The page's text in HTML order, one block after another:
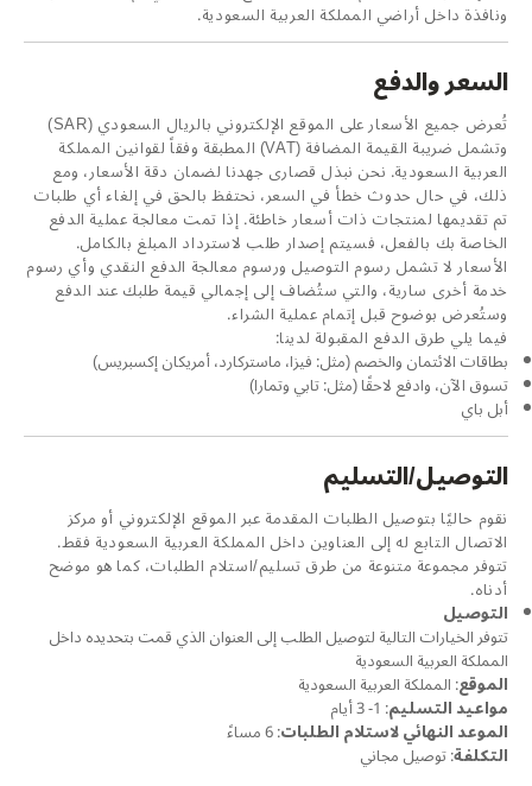
ونافذة داخل أراضي المملكة العربية السعودية.
السعر والدفع
تُعرض جميع الأسعار على الموقع الإلكتروني بالريال السعودي (SAR)
وتشمل ضريبة القيمة المضافة (VAT) المطبقة وفقاً لقوانين المملكة
العربية السعودية. نحن نبذل قصارى جهدنا لضمان دقة الأسعار، ومع
ذلك، في حال حدوث خطأ في السعر، نحتفظ بالحق في إلغاء أي طلبات
تم تقديمها لمنتجات ذات أسعار خاطئة. إذا تمت معالجة عملية الدفع
الخاصة بك بالفعل، فسيتم إصدار طلب لاسترداد المبلغ بالكامل.
الأسعار لا تشمل رسوم التوصيل ورسوم معالجة الدفع النقدي وأي رسوم
خدمة أخرى سارية، والتي ستُضاف إلى إجمالي قيمة طلبك عند الدفع
وستُعرض بوضوح قبل إتمام عملية الشراء.
فيما يلي طرق الدفع المقبولة لدينا:
بطاقات الائتمان والخصم (مثل: فيزا، ماستركارد، أمريكان إكسبريس)
تسوق الآن، وادفع لاحقًا (مثل: تابي وتمارا)
أبل باي
التوصيل/التسليم
نقوم حاليًا بتوصيل الطلبات المقدمة عبر الموقع الإلكتروني أو مركز
الاتصال التابع له إلى العناوين داخل المملكة العربية السعودية فقط.
تتوفر مجموعة متنوعة من طرق تسليم/استلام الطلبات، كما هو موضح
أدناه.
التوصيل
تتوفر الخيارات التالية لتوصيل الطلب إلى العنوان الذي قمت بتحديده داخل
المملكة العربية السعودية
الموقع: المملكة العربية السعودية
مواعيد التسليم: 1- 3 أيام
الموعد النهائي لاستلام الطلبات: 6 مساءً
التكلفة: توصيل مجاني